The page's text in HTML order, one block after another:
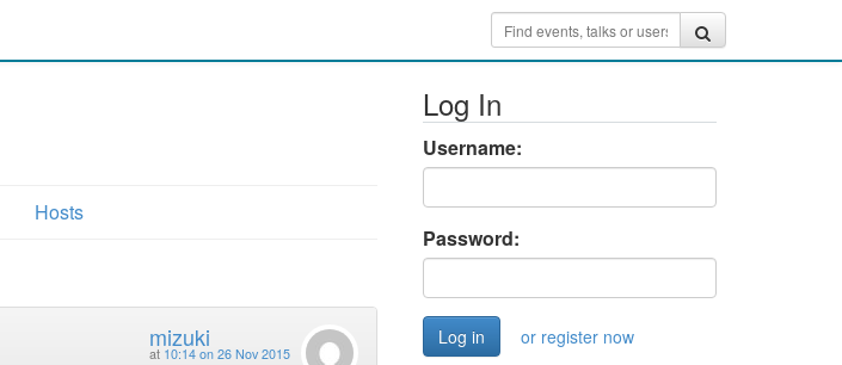
Hosts
mizuki
at 10:14 on 26 Nov 2015
Log In
Username:
Password:
or register now